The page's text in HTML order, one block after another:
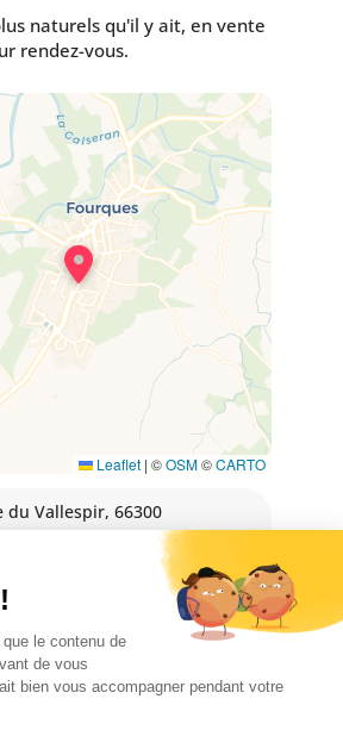
naturels qu'il y ait, en vente
rendez-vous.
Leaflet | ©OSM©CARTO
du Vallespir, 66300